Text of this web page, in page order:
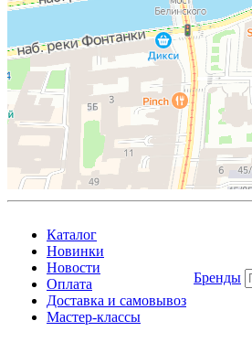
Каталог
Новинки
Новости
Оплата
Доставка и самовывоз
Мастер-классы
Бренды